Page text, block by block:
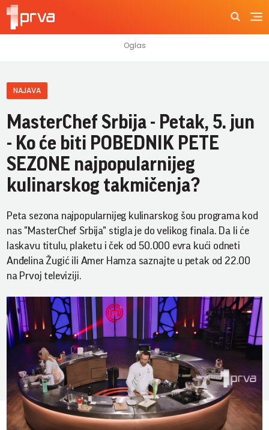
NAJAVA
MasterChef Srbija - Petak, 5. jun
- Ko će biti POBEDNIK PETE
SEZONE najpopularnijeg
kulinarskog takmičenja?
Peta sezona najpopularnijeg kulinarskog šou programa kod
nas "MasterChef Srbija" stigla je do velikog finala. Da li će
laskavu titulu, plaketu i ček od 50.000 evra kući odneti
Anđelina Žugić ili Amer Hamza saznajte u petak od 22.00
na Prvoj televiziji.